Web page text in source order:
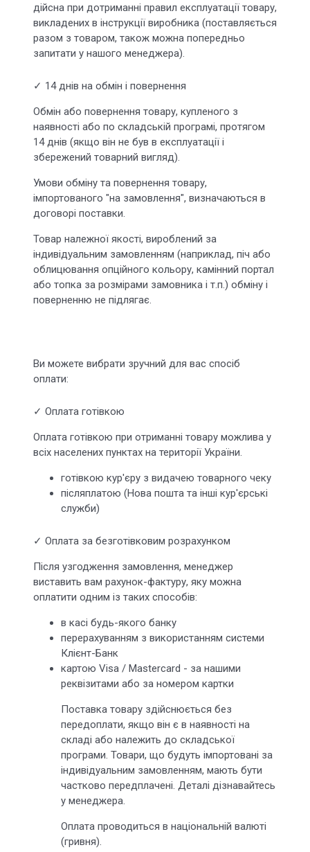
дійсна при дотриманні правил експлуатації товару,
викладених в інструкції виробника (поставляється
разом з товаром, також можна попередньо
запитати у нашого менеджера).
✓ 14 днів на обмін і повернення
Обмін або повернення товару, купленого з
наявності або по складській програмі, протягом
14 днів (якщо він не був в експлуатації і
збережений товарний вигляд).
Умови обміну та повернення товару,
імпортованого "на замовлення", визначаються в
договорі поставки.
Товар належної якості, вироблений за
індивідуальним замовленням (наприклад, піч або
облицювання опційного кольору, камінний портал
або топка за розмірами замовника і т.п.) обміну і
поверненню не підлягає.
Ви можете вибрати зручний для вас спосіб
оплати:
✓ Оплата готівкою
Оплата готівкою при отриманні товару можлива у
всіх населених пунктах на території України.
готівкою кур'єру з видачею товарного чеку
післяплатою (Нова пошта та інші кур'єрські
служби)
✓ Оплата за безготівковим розрахунком
Після узгодження замовлення, менеджер
виставить вам рахунок-фактуру, яку можна
оплатити одним із таких способів:
в касі будь-якого банку
перерахуванням з використанням системи
Клієнт-Банк
картою Visa / Mastercard - за нашими
реквізитами або за номером картки
Поставка товару здійснюється без
передоплати, якщо він є в наявності на
складі або належить до складської
програми. Товари, що будуть імпортовані за
індивідуальним замовленням, мають бути
частково передплачені. Деталі дізнавайтесь
у менеджера.
Оплата проводиться в національній валюті
(гривня).